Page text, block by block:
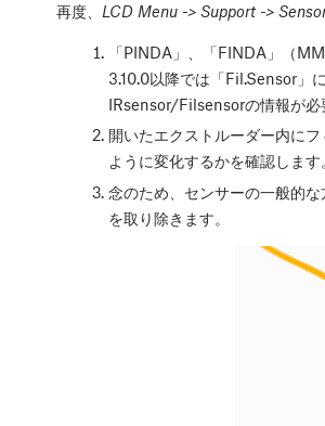
再度、 LCD Menu -> Support ->
「PINDA」、「FINDA」（
3.10.0以降では「Fil.Sensor」
IRsensor/Filsensorの情報が必
開いたエクストルーダー内に
ように変化するかを確認しま
念のため、センサーの一般的
を取り除きます。